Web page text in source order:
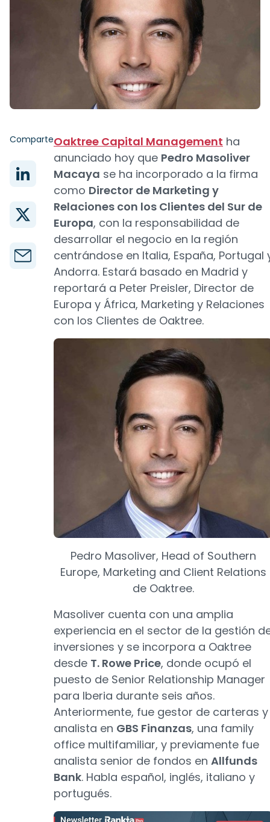
ComparteOaktree Capital Management ha
anunciado hoy que Pedro Masoliver
Macaya se ha incorporado a la firma
como Director de Marketing y
Relaciones con los Clientes del Sur de
Europa, con la responsabilidad de
desarrollar el negocio en la región
centrándose en Italia, España, Portugal
Andorra. Estará basado en Madrid y
reportará a Peter Preisler, Director de
Europa y África, Marketing y Relaciones
con los Clientes de Oaktree.
Pedro Masoliver, Head of Southern
Europe, Marketing and Client Relations
de Oaktree.
Masoliver cuenta con una amplia
experiencia en el sector de la gestión
inversiones y se incorpora a Oaktree
desde T. Rowe Price, donde ocupó el
puesto de Senior Relationship Manager
para Iberia durante seis años.
Anteriormente, fue gestor de carteras y
analista en GBS Finanzas, una family
office multifamiliar, y previamente fue
analista senior de fondos en Allfunds
Bank. Habla español, inglés, italiano y
portugués.